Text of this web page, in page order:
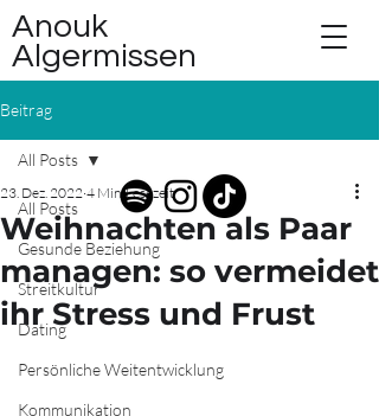
Anouk
Algermissen
Beitrag
All Posts
Gesunde Beziehung
Streitkultur
Dating
Persönliche Weitentwicklung
Kommunikation
All Posts
Weihnachten als Paar
managen: so vermeidet
ihr Stress und Frust
23. Dez. 2022 4 Min. Lesezeit